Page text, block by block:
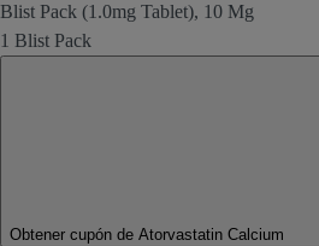
Blist Pack (1.0mg Tablet), 10 Mg
1 Blist Pack
Obtener cupón de Atorvastatin Calcium